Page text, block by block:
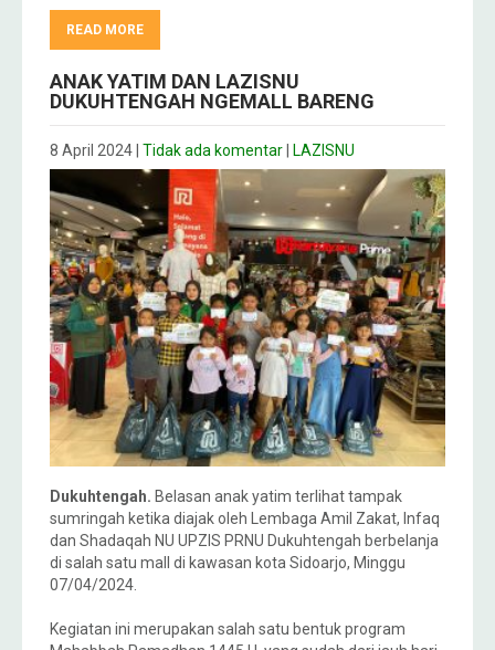
READ MORE
ANAK YATIM DAN LAZISNU
DUKUHTENGAH NGEMALL BARENG
8 April 2024 Tidak ada komentar LAZISNU
Dukuhtengah. Belasan anak yatim terlihat tampak
sumringah ketika diajak oleh Lembaga Amil Zakat, Infaq
dan Shadaqah NU UPZIS PRNU Dukuhtengah berbelanja
di salah satu mall di kawasan kota Sidoarjo, Minggu
07/04/2024.
Kegiatan ini merupakan salah satu bentuk program